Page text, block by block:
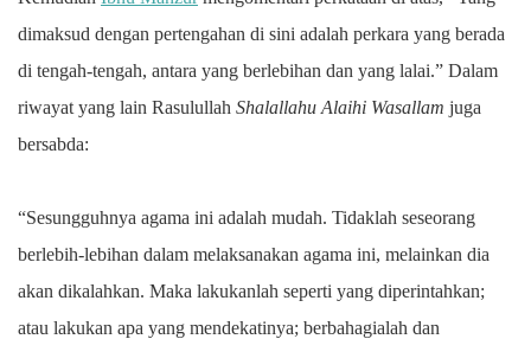
dimaksud dengan pertengahan di sini adalah perkara yang berada
di tengah-tengah, antara yang berlebihan dan yang lalai.” Dalam
riwayat yang lain Rasulullah Shalallahu Alaihi Wasallam juga
bersabda:
“Sesungguhnya agama ini adalah mudah. Tidaklah seseorang
berlebih-lebihan dalam melaksanakan agama ini, melainkan dia
akan dikalahkan. Maka lakukanlah seperti yang diperintahkan;
atau lakukan apa yang mendekatinya; berbahagialah dan